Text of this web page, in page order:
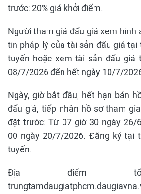
trước: 20% giá khởi điểm.
Người tham giá đấu giá xem hình
tin pháp lý của tài sản đấu giá tại
tuyến hoặc xem tài sản đấu giá
08/7/2026 đến hết ngày 10/7/
Ngày, giờ bắt đầu, hết hạn bán
đấu giá, tiếp nhận hồ sơ tham
đặt trước: Từ 07 giờ 30 ngày 26/
00 ngày 20/7/2026. Đăng ký tại
tuyến.
Địa điểm